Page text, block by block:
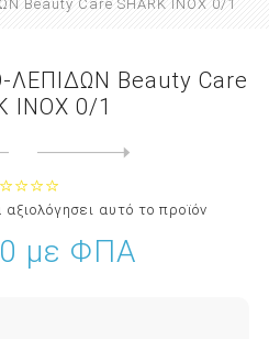
Beauty Care SHARK INOX 0/1
Beauty Care
INOX 0/1
αυτό το προϊόν
με ΦΠΑ